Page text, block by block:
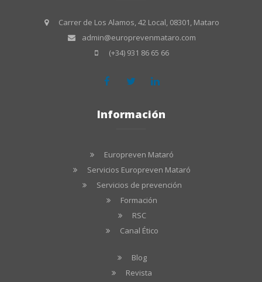
Carrer de Los Alamos, 42 Local, 08301, Mataro
admin@europrevenmataro.com
(+34) 931 86 65 66
Información
Europreven Mataró
Servicios Europreven Mataró
Servicios de prevención
Formación
RSC
Canal Ético
Blog
Revista